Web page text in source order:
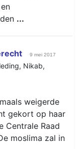
...
9 mei 2017
, Nikab,
weigerde
gekort op haar
Centrale Raad
moslima zal in